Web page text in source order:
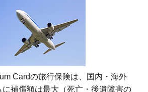
Cardの旅行保険は、国内・海外
補償額は最大（死亡・後遺障害の